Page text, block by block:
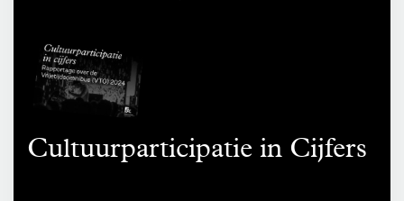
Cultuurparticipatie in Cijfers